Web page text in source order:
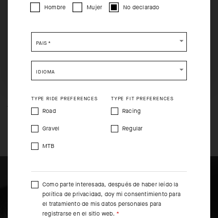
viento y probado en el pelotón. El puño incorpora un agarre integrado y
TECNOLOGÍA DEL PRODUCTO
LOS DETALLES MÁS SUTILES
DEL PRODUCTO
Please be advised that changing your location while
shopping will remove all contents from shopping bag.
SHIP TO ANOTHER COUNTRY.
Hombre Mujer No declarado
PAÍS *
IDIOMA
TYPE RIDE PREFERENCES
Road
Gravel
MTB
TYPE FIT PREFERENCES
Racing
Regular
Como parte interesada, después de haber leído la
política de privacidad, doy mi consentimiento para
el tratamiento de mis datos personales para
registrarse en el sitio web.